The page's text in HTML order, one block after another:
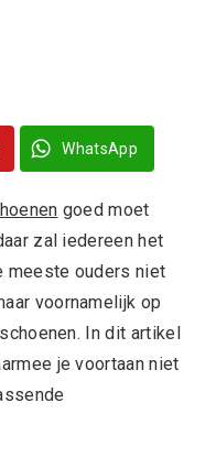
WhatsApp
goed moet
zal iedereen het
meeste ouders niet
voornamelijk op
In dit artikel
je voortaan niet